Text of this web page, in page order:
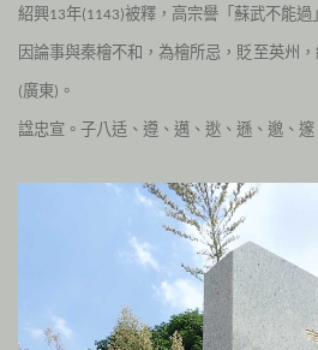
紹興13年(1143)被釋，高宗譽「蘇武不能過
因論事與秦檜不和，為檜所忌，貶至英州
(廣東) 。
諡忠宣。子八适、遵、邁、逖、遜、邈、邃